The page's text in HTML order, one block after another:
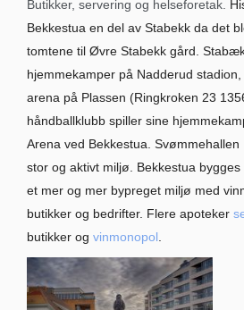
Butikker, servering og helseforetak.
Bekkestua en del av Stabekk da det
tomtene til Øvre Stabekk gård.
hjemmekamper på Nadderud
arena på Plassen (Ringkroken 23
håndballklubb spiller sine
Arena ved Bekkestua.
stor og aktivt miljø. Bekkestua
et mer og mer bypreget miljø med
butikker og bedrifter. Flere apoteker
butikker og vinmonopol